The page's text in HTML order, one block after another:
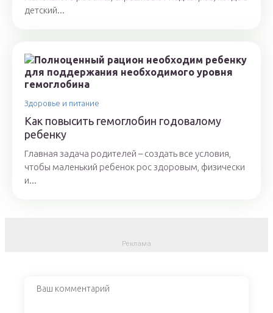
детский...
Здоровье и питание
Как повысить гемоглобин годовалому
ребенку
Главная задача родителей – создать все условия,
чтобы маленький ребенок рос здоровым, физически
и...